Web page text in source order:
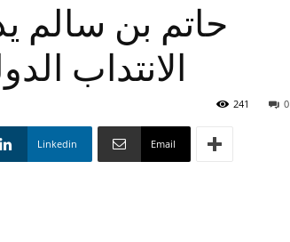
حاتم بن سالم
الانتداب
0
241
Linkedin Email